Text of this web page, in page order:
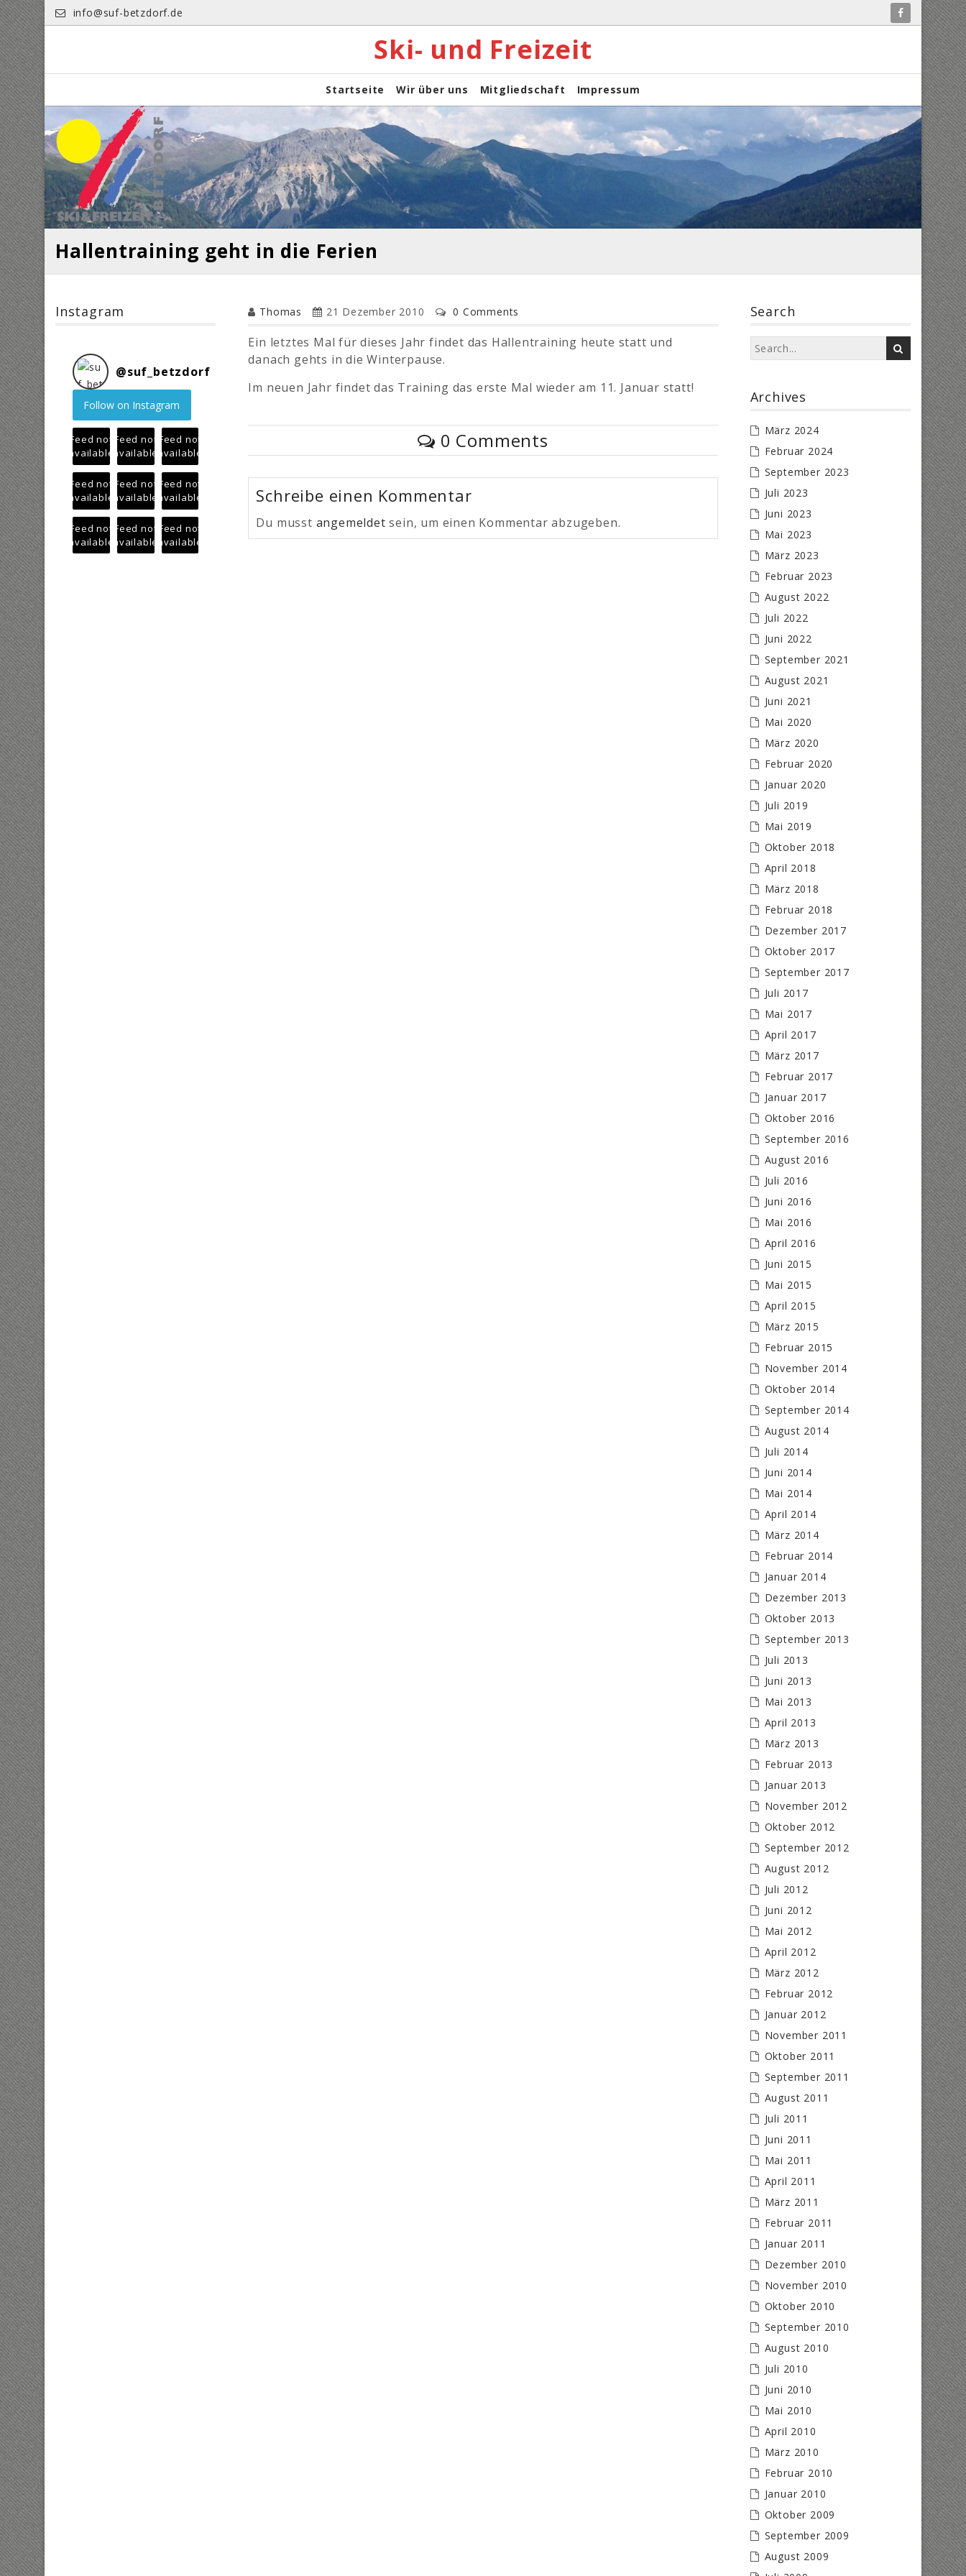
Skip
to
content
info@suf-betzdorf.de
Ski- und Freizeit
Startseite Wir über uns Mitgliedschaft Impressum
Hallentraining geht in die Ferien
Thomas 21 Dezember 2010 0 Comments
Ein letztes Mal für dieses Jahr findet das Hallentraining heute statt und
danach gehts in die Winterpause.
Im neuen Jahr findet das Training das erste Mal wieder am 11. Januar statt!
0 Comments
Schreibe einen Kommentar
Du musst angemeldet sein, um einen Kommentar abzugeben.
Instagram
@suf_betzdorf
Follow on Instagram
Feed not
available
Feed not
available
Feed not
available
Feed not
available
Feed not
available
Feed not
available
Feed not
available
Feed not
available
Feed not
available
Search
Archives
März 2024
Februar 2024
September 2023
Juli 2023
Juni 2023
Mai 2023
März 2023
Februar 2023
August 2022
Juli 2022
Juni 2022
September 2021
August 2021
Juni 2021
Mai 2020
März 2020
Februar 2020
Januar 2020
Juli 2019
Mai 2019
Oktober 2018
April 2018
März 2018
Februar 2018
Dezember 2017
Oktober 2017
September 2017
Juli 2017
Mai 2017
April 2017
März 2017
Februar 2017
Januar 2017
Oktober 2016
September 2016
August 2016
Juli 2016
Juni 2016
Mai 2016
April 2016
Juni 2015
Mai 2015
April 2015
März 2015
Februar 2015
November 2014
Oktober 2014
September 2014
August 2014
Juli 2014
Juni 2014
Mai 2014
April 2014
März 2014
Februar 2014
Januar 2014
Dezember 2013
Oktober 2013
September 2013
Juli 2013
Juni 2013
Mai 2013
April 2013
März 2013
Februar 2013
Januar 2013
November 2012
Oktober 2012
September 2012
August 2012
Juli 2012
Juni 2012
Mai 2012
April 2012
März 2012
Februar 2012
Januar 2012
November 2011
Oktober 2011
September 2011
August 2011
Juli 2011
Juni 2011
Mai 2011
April 2011
März 2011
Februar 2011
Januar 2011
Dezember 2010
November 2010
Oktober 2010
September 2010
August 2010
Juli 2010
Juni 2010
Mai 2010
April 2010
März 2010
Februar 2010
Januar 2010
Oktober 2009
September 2009
August 2009